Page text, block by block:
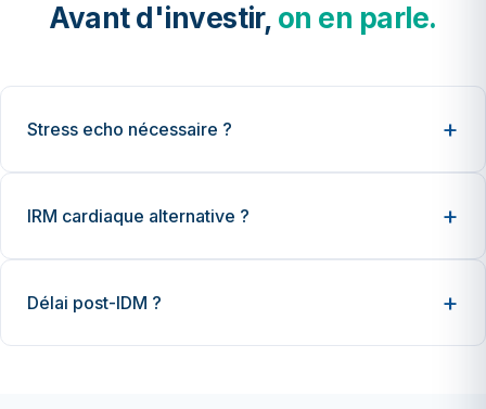
Avant d'investir, on en parle.
Stress echo nécessaire ?
IRM cardiaque alternative ?
Délai post-IDM ?